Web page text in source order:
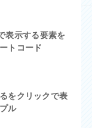
表示する要素を
トコード
をクリックで表
ル